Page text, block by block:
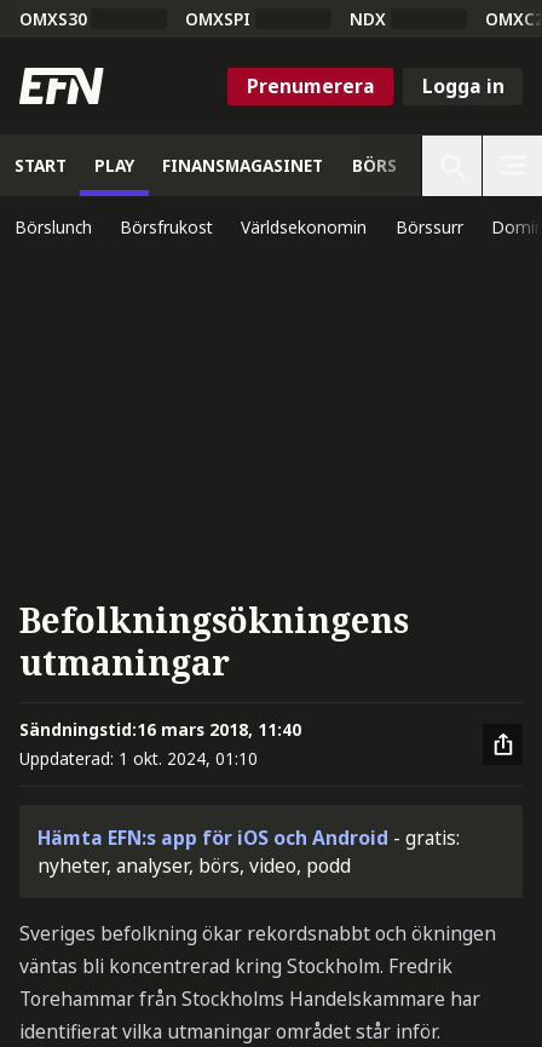
OMXS30 OMXSPI NDX
Prenumerera Logga in
START PLAY FINANSMAGASINET BÖRS
Börslunch Börsfrukost Världsekonomin Börssurr
Befolkningsökningens
utmaningar
Sändningstid:16 mars 2018, 11:40
Uppdaterad: 1 okt. 2024, 01:10
Hämta EFN:s app för iOS och Android - gratis:
nyheter, analyser, börs, video, podd
Sveriges befolkning ökar rekordsnabbt och ökningen
väntas bli koncentrerad kring Stockholm. Fredrik
Torehammar från Stockholms Handelskammare har
identifierat vilka utmaningar området står inför.